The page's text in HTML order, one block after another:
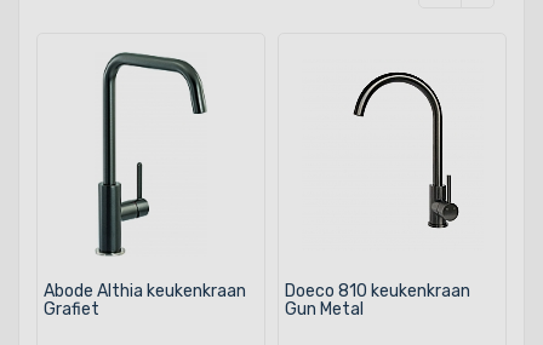
Abode Althia keukenkraan
Grafiet
Doeco 810 keukenkraan
Gun Metal